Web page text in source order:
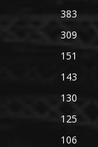
383
309
151
143
130
125
106